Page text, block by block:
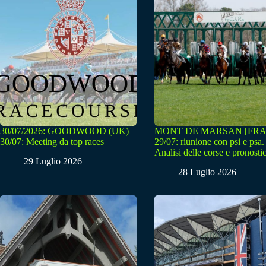
30/07/2026: GOODWOOD (UK)
30/07: Meeting da top races
29 Luglio 2026
MONT DE MARSAN
29/07: riunione con psi e psa.
Analisi delle corse e
28 Luglio 2026